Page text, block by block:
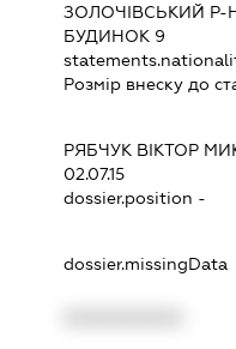
ЗОЛОЧІВСЬКИЙ Р-
БУДИНОК 9
Розмір внеску до
РЯБЧУК ВІКТОР
02.07.15
dossier.position -
dossier.missingData